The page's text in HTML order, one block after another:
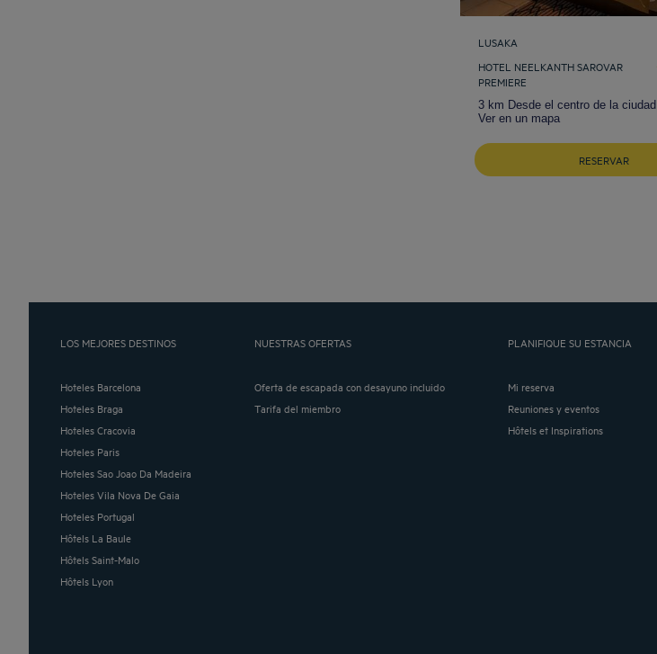
LUSAKA
HOTEL NEELKANTH SAROVAR
PREMIERE
3 km Desde el centro de la ciudad
Ver en un mapa
RESERVAR
LOS MEJORES DESTINOS
Hoteles Barcelona
Hoteles Braga
Hoteles Cracovia
Hoteles Paris
Hoteles Sao Joao Da Madeira
Hoteles Vila Nova De Gaia
Hoteles Portugal
Hôtels La Baule
Hôtels Saint-Malo
Hôtels Lyon
NUESTRAS OFERTAS
Oferta de escapada con desayuno incluido
Tarifa del miembro
PLANIFIQUE SU ESTANCIA
Mi reserva
Reuniones y eventos
Hôtels et Inspirations